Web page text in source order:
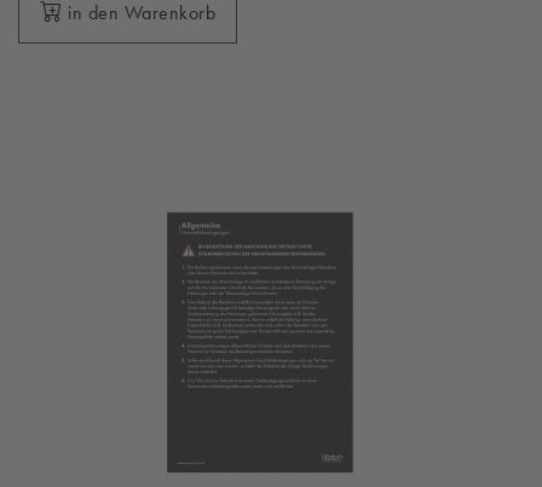
in den Warenkorb